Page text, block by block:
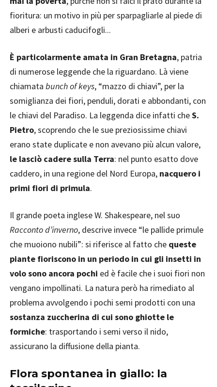
fioritura: un motivo in più per sparpagliarle al piede di
alberi e arbusti caducifogli...
È particolarmente amata in Gran Bretagna, patria
di numerose leggende che la riguardano. Là viene
chiamata bunch of keys, “mazzo di chiavi”, per la
somiglianza dei fiori, penduli, dorati e abbondanti, con
le chiavi del Paradiso. La leggenda dice infatti cheS.
Pietro, scoprendo che le sue preziosissime chiavi
erano state duplicate e non avevano più alcun valore,
le lasciò cadere sulla Terra: nel punto esatto dove
caddero, in una regione del Nord Europa, nacquero i
primi fiori di primula.
Il grande poeta inglese W. Shakespeare, nel suo
Racconto d’inverno, descrive invece “le pallide primule
che muoiono nubili”: si riferisce al fatto che queste
piante fioriscono in un periodo in cui gli insetti in
volo sono ancora pochi ed è facile che i suoi fiori non
vengano impollinati. La natura però ha rimediato al
problema avvolgendo i pochi semi prodotti con una
sostanza zuccherina di cui sono ghiotte le
formiche: trasportando i semi verso il nido,
assicurano la diffusione della pianta.
Flora spontanea in giallo: la